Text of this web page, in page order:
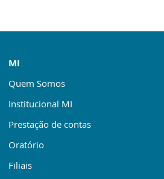
MI
Quem Somos
Institucional MI
Prestação de contas
Oratório
Filiais